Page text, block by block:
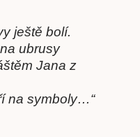
ještě bolí.
ubrusy
Jana z
na symboly…“